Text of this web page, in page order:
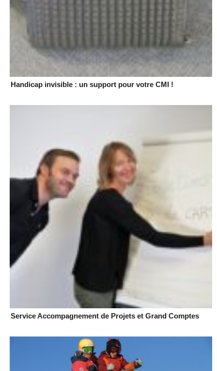
Handicap invisible : un support pour votre CMI !
Service Accompagnement de Projets et Grand Comptes